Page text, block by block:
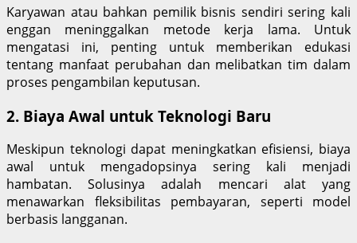
Karyawan atau bahkan pemilik bisnis sendiri sering kali
enggan meninggalkan metode kerja lama. Untuk
mengatasi ini, penting untuk memberikan edukasi
tentang manfaat perubahan dan melibatkan tim dalam
proses pengambilan keputusan.
2. Biaya Awal untuk Teknologi Baru
Meskipun teknologi dapat meningkatkan efisiensi, biaya
awal untuk mengadopsinya sering kali menjadi
hambatan. Solusinya adalah mencari alat yang
menawarkan fleksibilitas pembayaran, seperti model
berbasis langganan.